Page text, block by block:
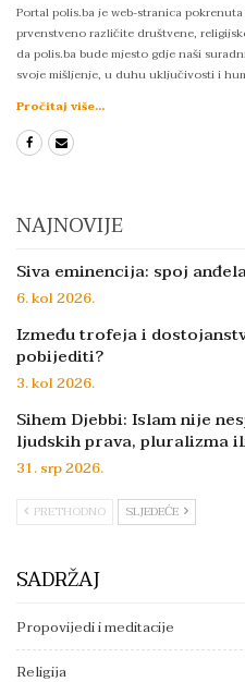
Portal polis.ba je web-stranica
prvenstveno različite društvene,
da polis.ba bude mjesto gdje naši
svoje mišljenje, u duhu uključivosti i
Pročitaj više...
NAJNOVIJE
Siva eminencija: spoj
6. kol 2026.
Između trofeja i
pobijediti?
3. kol 2026.
Sihem Djebbi: Islam nije
ljudskih prava, pluralizma
31. srp 2026.
PRETHODNO SLJEDEĆE
SADRŽAJ
Propovijedi i meditacije
Religija